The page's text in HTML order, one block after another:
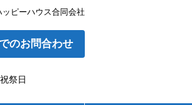
ピーハウス合同会社
のお問合わせ
祭日